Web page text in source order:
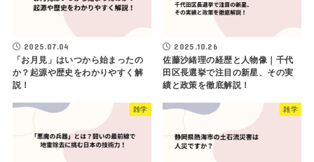
2025.07.04
「お月見」はいつから始まったの
か？起源や歴史をわかりやすく解
説！
2025.10.26
佐藤沙緒理の経歴と人物像｜千代
田区長選挙で注目の新星、その実
績と政策を徹底解説！
雑学 雑学